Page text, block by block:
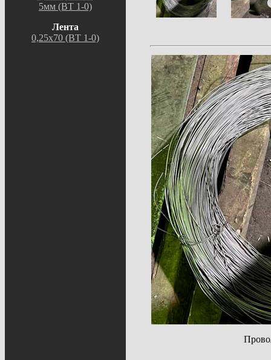
5мм (ВТ 1-0)
Лента
0,25х70 (ВТ 1-0)